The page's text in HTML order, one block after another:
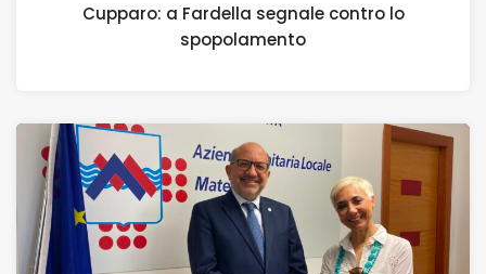
Cupparo: a Fardella segnale contro lo
spopolamento